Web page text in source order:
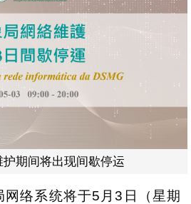
期间将出现间歇停运
网络系统将于5月3日（星期